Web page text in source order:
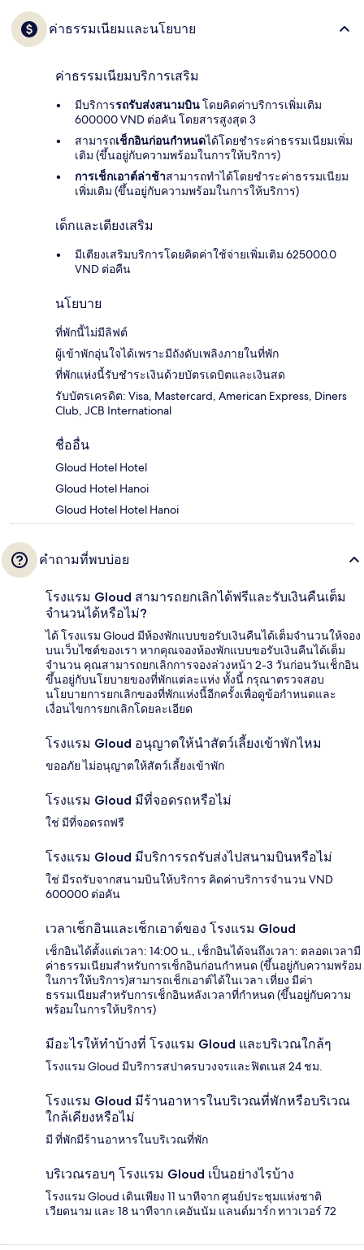
ค่าธรรมเนียมและนโยบาย
ค่าธรรมเนียมบริการเสริม
มีบริการรถรับส่งสนามบินโดยคิดค่าบริการเพิ่มเติม
600000 VND ต่อคัน โดยสารสูงสุด 3
สามารถเช็กอินก่อนกำหนดได้โดยชำระค่าธรรมเนียมเพิ่ม
เติม (ขึ้นอยู่กับความพร้อมในการให้บริการ)
การเช็กเอาต์ล่าช้าสามารถทำได้โดยชำระค่าธรรมเนียม
เพิ่มเติม (ขึ้นอยู่กับความพร้อมในการให้บริการ)
เด็กและเตียงเสริม
มีเตียงเสริมบริการโดยคิดค่าใช้จ่ายเพิ่มเติม 625000.0
VND ต่อคืน
นโยบาย
ที่พักนี้ไม่มีลิฟต์
ผู้เข้าพักอุ่นใจได้เพราะมีถังดับเพลิงภายในที่พัก
ที่พักแห่งนี้รับชำระเงินด้วยบัตรเดบิตและเงินสด
รับบัตรเครดิต: Visa, Mastercard, American Express, Diners
Club, JCB International
ชื่ออื่น
Gloud Hotel Hotel
Gloud Hotel Hanoi
Gloud Hotel Hotel Hanoi
คำถามที่พบบ่อย
โรงแรม Gloud สามารถยกเลิกได้ฟรีและรับเงินคืนเต็ม
จำนวนได้หรือไม่?
ได้ โรงแรม Gloud มีห้องพักแบบขอรับเงินคืนได้เต็มจำนวนให้จอง
บนเว็บไซต์ของเรา หากคุณจองห้องพักแบบขอรับเงินคืนได้เต็ม
จำนวน คุณสามารถยกเลิกการจองล่วงหน้า 2-3 วันก่อนวันเช็กอิน
ขึ้นอยู่กับนโยบายของที่พักแต่ละแห่ง ทั้งนี้ กรุณาตรวจสอบ
นโยบายการยกเลิกของที่พักแห่งนี้อีกครั้งเพื่อดูข้อกำหนดและ
เงื่อนไขการยกเลิกโดยละเอียด
โรงแรม Gloud อนุญาตให้นำสัตว์เลี้ยงเข้าพักไหม
ขออภัย ไม่อนุญาตให้สัตว์เลี้ยงเข้าพัก
โรงแรม Gloud มีที่จอดรถหรือไม่
ใช่ มีที่จอดรถฟรี
โรงแรม Gloud มีบริการรถรับส่งไปสนามบินหรือไม่
ใช่ มีรถรับจากสนามบินให้บริการ คิดค่าบริการจำนวน VND
600000 ต่อคัน
เวลาเช็กอินและเช็กเอาต์ของ โรงแรม Gloud
เช็กอินได้ตั้งแต่เวลา: 14:00 น., เช็กอินได้จนถึงเวลา: ตลอดเวลามี
ค่าธรรมเนียมสำหรับการเช็กอินก่อนกำหนด (ขึ้นอยู่กับความพร้อม
ในการให้บริการ)สามารถเช็กเอาต์ได้ในเวลา เที่ยง มีค่า
ธรรมเนียมสำหรับการเช็กอินหลังเวลาที่กำหนด (ขึ้นอยู่กับความ
พร้อมในการให้บริการ)
มีอะไรให้ทำบ้างที่ โรงแรม Gloud และบริเวณใกล้ๆ
โรงแรม Gloud มีบริการสปาครบวงจรและฟิตเนส 24 ชม.
โรงแรม Gloud มีร้านอาหารในบริเวณที่พักหรือบริเวณ
ใกล้เคียงหรือไม่
มี ที่พักมีร้านอาหารในบริเวณที่พัก
บริเวณรอบๆ โรงแรม Gloud เป็นอย่างไรบ้าง
โรงแรม Gloud เดินเพียง 11 นาทีจาก ศูนย์ประชุมแห่งชาติ
เวียดนาม และ 18 นาทีจาก เคอันนัม แลนด์มาร์ก ทาวเวอร์ 72